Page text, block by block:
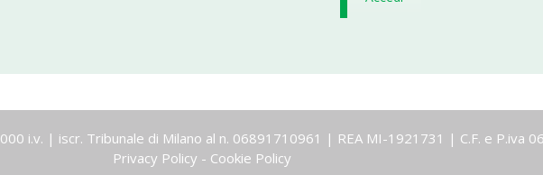
i.v. | iscr. Tribunale di Milano al n. 06891710961 | REA MI-1921731 | C.F. e P.iva
Privacy Policy - Cookie Policy